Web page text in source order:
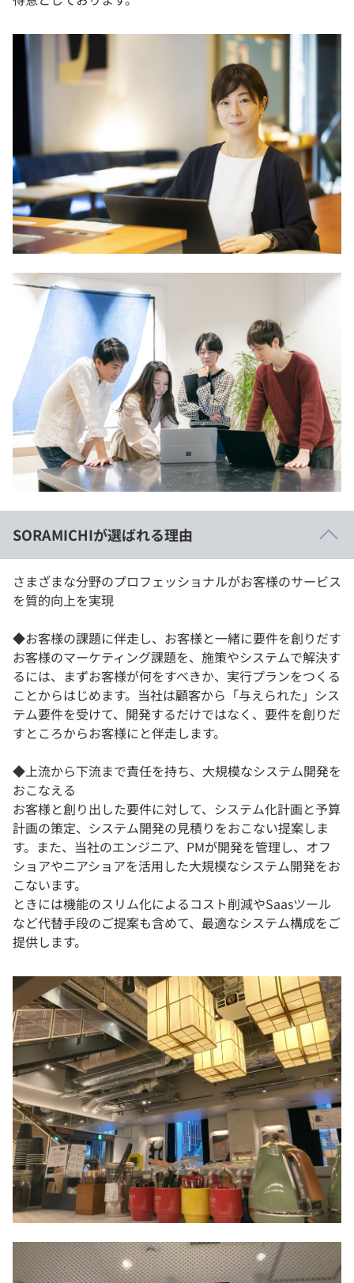
SORAMICHIが選ばれる理由
さまざまな分野のプロフェッショナルがお客様のサービス
を質的向上を実現
◆お客様の課題に伴走し、お客様と一緒に要件を創りだす
お客様のマーケティング課題を、施策やシステムで解決す
るには、まずお客様が何をすべきか、実行プランをつくる
ことからはじめます。当社は顧客から「与えられた」シス
テム要件を受けて、開発するだけではなく、要件を創りだ
すところからお客様にと伴走します。
◆上流から下流まで責任を持ち、大規模なシステム開発を
おこなえる
お客様と創り出した要件に対して、システム化計画と予算
計画の策定、システム開発の見積りをおこない提案しま
す。また、当社のエンジニア、PMが開発を管理し、オフ
ショアやニアショアを活用した大規模なシステム開発をお
こないます。
ときには機能のスリム化によるコスト削減やSaasツール
など代替手段のご提案も含めて、最適なシステム構成をご
提供します。